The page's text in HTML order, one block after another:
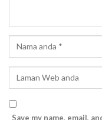
Save my name, email,